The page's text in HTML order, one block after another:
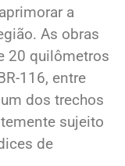
a
As obras
20 quilômetros
116, entre
dos trechos
sujeito
de